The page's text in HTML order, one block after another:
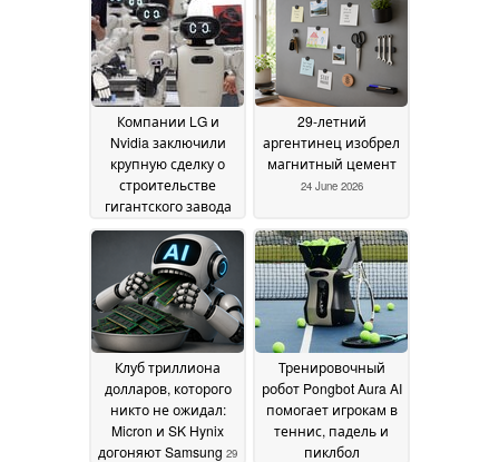
Компании LG и
Nvidia заключили
крупную сделку о
строительстве
гигантского завода
по производству
роботов с
искусственным
интеллектом08 July
2026
29-летний
аргентинец изобрел
магнитный цемент
24 June 2026
Клуб триллиона
долларов, которого
никто не ожидал:
Micron и SK Hynix
догоняют Samsung 29
Тренировочный
робот Pongbot Aura AI
помогает игрокам в
теннис, падель и
пиклбол